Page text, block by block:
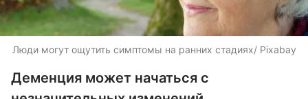
Люди могут ощутить симптомы на ранних стадиях/ Pixabay
Деменция может начаться с